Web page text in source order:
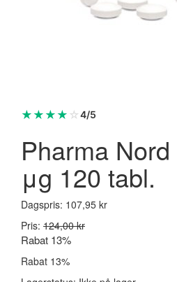
★ ★ ★ ★ ☆4/5
Pharma
μg 120 tabl.
Dagspris: 107,95 kr
Pris: 124,00 kr
Rabat 13%
Rabat 13%